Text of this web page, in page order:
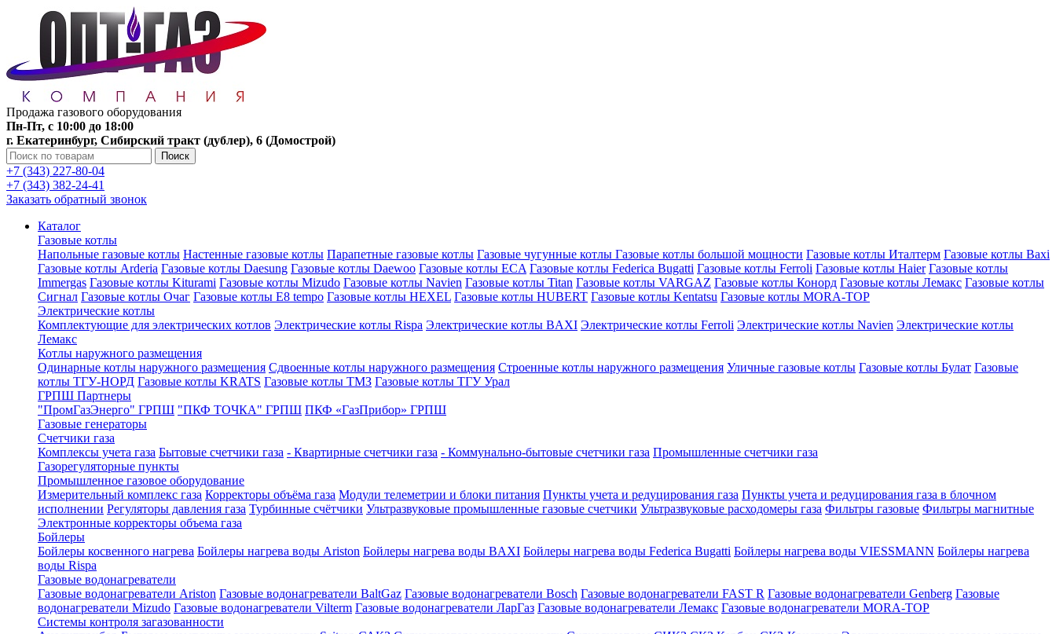
Продажа газового оборудования
Пн-Пт, с 10:00 до 18:00
г. Екатеринбург, Сибирский тракт (дублер), 6 (Домострой)
Поиск
+7 (343) 227-80-04
+7 (343) 382-24-41
Заказать обратный звонок
Каталог
Газовые котлы
Напольные газовые котлы Настенные газовые котлы Парапетные газовые котлы Газовые чугунные котлы Газовые котлы большой мощности Газовые котлы Италтерм Газовые котлы Baxi
Газовые котлы Arderia Газовые котлы Daesung Газовые котлы Daewoo Газовые котлы ECA Газовые котлы Federica Bugatti Газовые котлы Ferroli Газовые котлы Haier Газовые котлы
Immergas Газовые котлы Kiturami Газовые котлы Mizudo Газовые котлы Navien Газовые котлы Titan Газовые котлы VARGAZ Газовые котлы Конорд Газовые котлы Лемакс Газовые котлы
Сигнал Газовые котлы Очаг Газовые котлы E8 tempo Газовые котлы HEXEL Газовые котлы HUBERT Газовые котлы Kentatsu Газовые котлы MORA-TOP
Электрические котлы
Комплектующие для электрических котлов Электрические котлы Rispa Электрические котлы BAXI Электрические котлы Ferroli Электрические котлы Navien Электрические котлы
Лемакс
Котлы наружного размещения
Одинарные котлы наружного размещения Сдвоенные котлы наружного размещения Строенные котлы наружного размещения Уличные газовые котлы Газовые котлы Булат Газовые
котлы ТГУ-НОРД Газовые котлы KRATS Газовые котлы ТМЗ Газовые котлы ТГУ Урал
ГРПШ Партнеры
"ПромГазЭнерго" ГРПШ "ПКФ ТОЧКА" ГРПШ ПКФ «ГазПрибор» ГРПШ
Газовые генераторы
Счетчики газа
Комплексы учета газа Бытовые счетчики газа - Квартирные счетчики газа - Коммунально-бытовые счетчики газа Промышленные счетчики газа
Газорегуляторные пункты
Промышленное газовое оборудование
Измерительный комплекс газа Корректоры объёма газа Модули телеметрии и блоки питания Пункты учета и редуцирования газа Пункты учета и редуцирования газа в блочном
исполнении Регуляторы давления газа Турбинные счётчики Ультразвуковые промышленные газовые счетчики Ультразвуковые расходомеры газа Фильтры газовые Фильтры магнитные
Электронные корректоры объема газа
Бойлеры
Бойлеры косвенного нагрева Бойлеры нагрева воды Ariston Бойлеры нагрева воды BAXI Бойлеры нагрева воды Federica Bugatti Бойлеры нагрева воды VIESSMANN Бойлеры нагрева
воды Rispa
Газовые водонагреватели
Газовые водонагреватели Ariston Газовые водонагреватели BaltGaz Газовые водонагреватели Bosch Газовые водонагреватели FAST R Газовые водонагреватели Genberg Газовые
водонагреватели Mizudo Газовые водонагреватели Vilterm Газовые водонагреватели ЛарГаз Газовые водонагреватели Лемакс Газовые водонагреватели MORA-TOP
Системы контроля загазованности